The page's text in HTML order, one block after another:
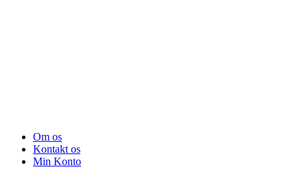
Om os
Kontakt os
Min Konto